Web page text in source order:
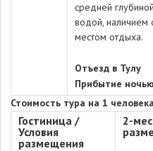
средней
водой, наличием
местом отдыха.
Отъезд в Тулу
Прибытие ночью
Стоимость тура на 1
Гостиница /
Условия
размещения
2-